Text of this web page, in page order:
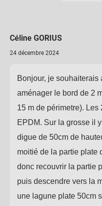
Céline GORIUS
24 décembre 2024
Bonjour, je souhaiterais
aménager le bord de 2
15 m de périmetre).
EPDM. Sur la grosse il
digue de 50cm de
moitié de la partie plate
donc recouvrir la partie
puis descendre vers la
une lagune plate 50cm